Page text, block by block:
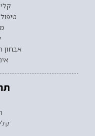
אבחון